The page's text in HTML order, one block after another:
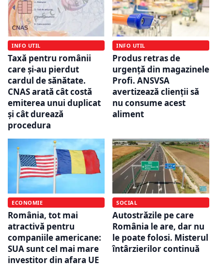
INFO UTIL
Taxă pentru românii
care și-au pierdut
cardul de sănătate.
CNAS arată cât costă
emiterea unui duplicat
și cât durează
procedura
INFO UTIL
Produs retras de
urgență din magazinele
Profi. ANSVSA
avertizează clienții să
nu consume acest
aliment
ECONOMIE
România, tot mai
atractivă pentru
companiile americane:
SUA sunt cel mai mare
investitor din afara UE
SOCIAL
Autostrăzile pe care
România le are, dar nu
le poate folosi. Misterul
întârzierilor continuă